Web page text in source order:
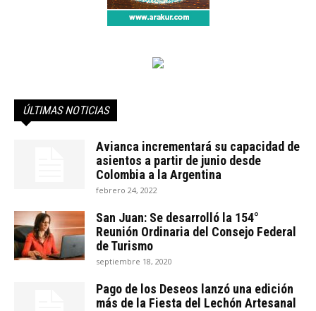
ÚLTIMAS NOTICIAS
Avianca incrementará su capacidad de
asientos a partir de junio desde
Colombia a la Argentina
febrero 24, 2022
San Juan: Se desarrolló la 154°
Reunión Ordinaria del Consejo Federal
de Turismo
septiembre 18, 2020
Pago de los Deseos lanzó una edición
más de la Fiesta del Lechón Artesanal